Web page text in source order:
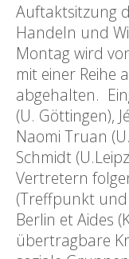
Auftaktsitzung
Handeln und
Montag wird
mit einer Reihe
abgehalten.
(U. Göttingen),
Naomi Truan
Schmidt
Vertretern
(Treffpunkt
Berlin et Aides
übertragbare